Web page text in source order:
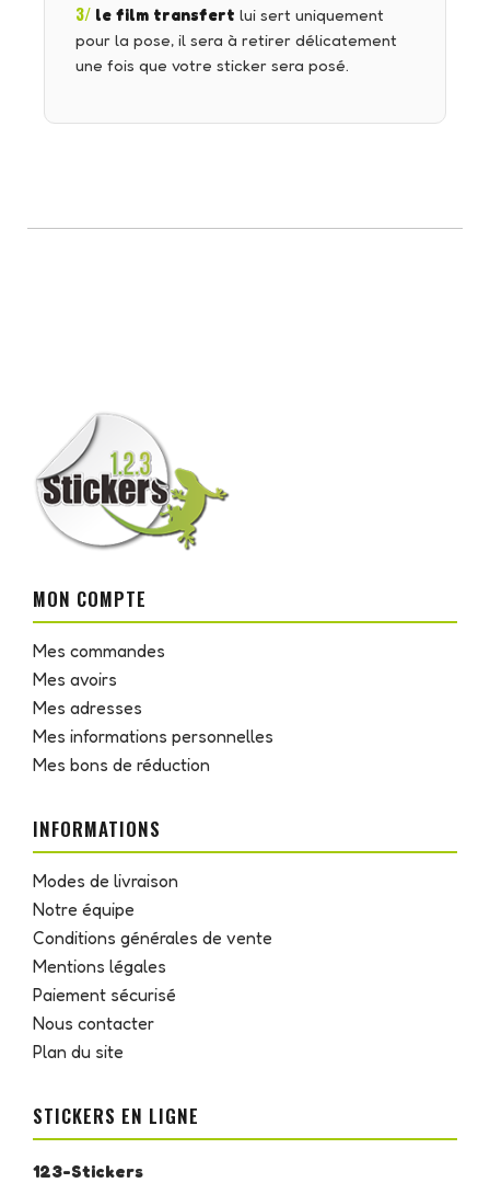
3/ le film transfert lui sert uniquement
pour la pose, il sera à retirer délicatement
une fois que votre sticker sera posé.
MON COMPTE
Mes commandes
Mes avoirs
Mes adresses
Mes informations personnelles
Mes bons de réduction
INFORMATIONS
Modes de livraison
Notre équipe
Conditions générales de vente
Mentions légales
Paiement sécurisé
Nous contacter
Plan du site
STICKERS EN LIGNE
123-Stickers